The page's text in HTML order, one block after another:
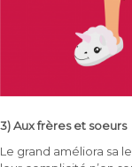
3) Aux frères et soeurs
Le grand améliora sa